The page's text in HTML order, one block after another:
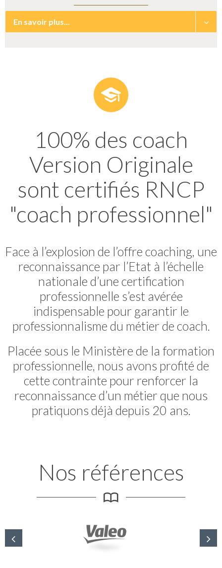
En savoir plus...
100% des coach
Version Originale
sont certifiés RNCP
"coach professionnel"
Face à l’explosion de l’offre coaching, une
reconnaissance par l’Etat à l’échelle
nationale d’une certification
professionnelle s’est avérée
indispensable pour garantir le
professionnalisme du métier de coach.
Placée sous le Ministère de la formation
professionnelle, nous avons profité de
cette contrainte pour renforcer la
reconnaissance d’un métier que nous
pratiquons déjà depuis 20 ans.
Nos références